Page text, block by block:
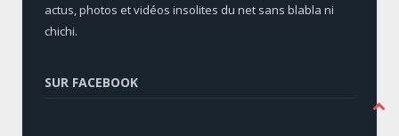
actus, photos et vidéos insolites du net sans blabla ni
chichi.
SUR FACEBOOK